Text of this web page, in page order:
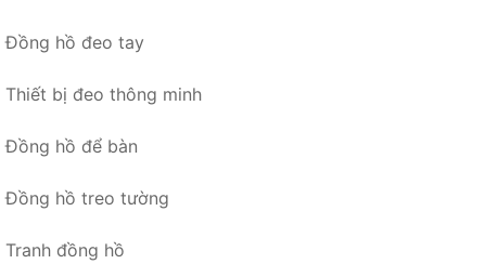
Đồng hồ đeo tay
Thiết bị đeo thông minh
Đồng hồ để bàn
Đồng hồ treo tường
Tranh đồng hồ